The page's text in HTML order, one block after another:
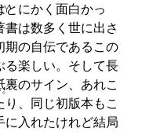
にかく面白かっ
は数多く世に出さ
期の自伝であるこの
る楽しい。そして長
裏のサイン、あれこ
、同じ初版本もこ
に入れたけれど結局